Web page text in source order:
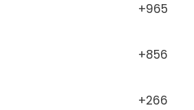
+965
+856
+266